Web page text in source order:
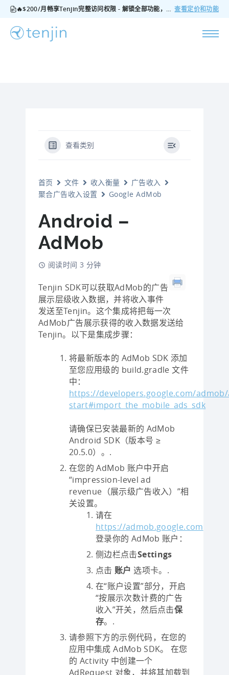
🔥$200/月畅享Tenjin完整访问权限 - 解锁全部功能，无隐藏费用，随时可取消 查看定价和功能
查看类别
首页 文件 收入衡量
广告收入
聚合广告收入设置
Google AdMob
Android –
AdMob
阅读时间 3 分钟
Tenjin SDK可以获取AdMob的广告
展示层级收入数据，并将收入事件
发送至Tenjin。这个集成将把每一次
AdMob广告展示获得的收入数据发送给
Tenjin。以下是集成步骤：
将最新版本的 AdMob SDK 添加
至您应用级的 build.gradle 文件
中：
https://developers.google.com/
start#import_the_mobile_ads_sdk
请确保已安装最新的 AdMob
Android SDK（版本号 ≥
20.5.0）。.
在您的 AdMob 账户中开启
“impression-level ad
revenue（展示级广告收入）”相
关设置。
请在
https://admob.google.com
登录你的 AdMob 账户：
侧边栏点击Settings
点击 账户 选项卡。.
在“账户设置”部分，开启
“按展示次数计费的广告
收入”开关，然后点击保
存。.
请参照下方的示例代码，在您的
应用中集成 AdMob SDK。 在您
的 Activity 中创建一个
AdRequest 对象，并将其加载到